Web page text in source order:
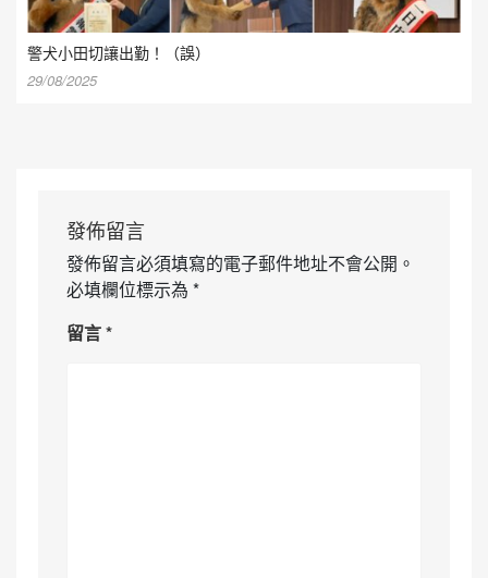
警犬小田切讓出勤！（誤）
29/08/2025
發佈留言
發佈留言必須填寫的電子郵件地址不會公開。
必填欄位標示為 *
留言*